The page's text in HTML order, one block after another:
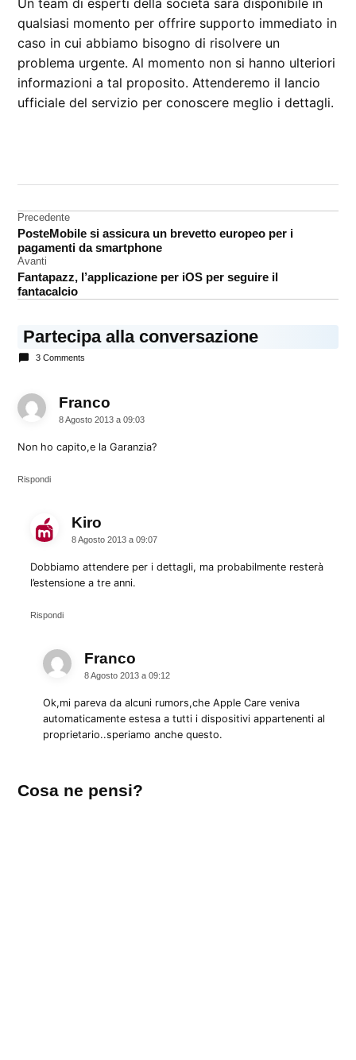
Un team di esperti della società sarà disponibile in
qualsiasi momento per offrire supporto immediato in
caso in cui abbiamo bisogno di risolvere un
problema urgente. Al momento non si hanno ulteriori
informazioni a tal proposito. Attenderemo il lancio
ufficiale del servizio per conoscere meglio i dettagli.
Navigazione
articoli
Precedente
PosteMobile si assicura un brevetto europeo per i
pagamenti da smartphone
Avanti
Fantapazz, l’applicazione per iOS per seguire il
fantacalcio
Partecipa alla conversazione
3 Comments
Franco
8 Agosto 2013 a 09:03
Non ho capito,e la Garanzia?
Rispondi
Kiro
8 Agosto 2013 a 09:07
Dobbiamo attendere per i dettagli, ma probabilmente resterà
l’estensione a tre anni.
Rispondi
Franco
8 Agosto 2013 a 09:12
Ok,mi pareva da alcuni rumors,che Apple Care veniva
automaticamente estesa a tutti i dispositivi appartenenti al
proprietario..speriamo anche questo.
un
Cosa ne pensi?